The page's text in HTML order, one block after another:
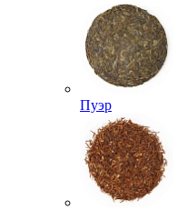
Пуэр